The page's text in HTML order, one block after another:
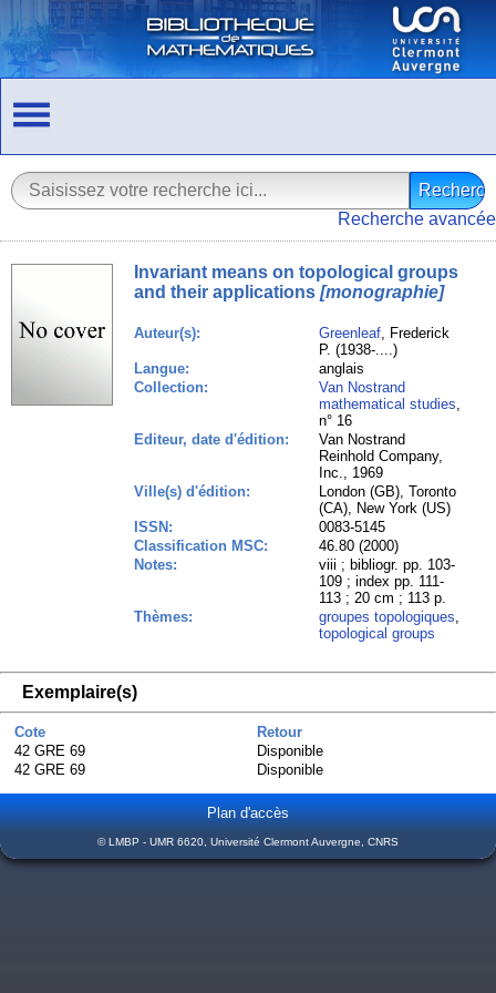
Recherche avancée
Invariant means on topological groups
and their applications [monographie]
Auteur(s): Greenleaf, Frederick
P. (1938-....)
Langue:
anglais
Collection:
Van Nostrand
mathematical studies,
n° 16
Editeur, date d'édition:
Van Nostrand
Reinhold Company,
Inc., 1969
Ville(s) d'édition:
London (GB), Toronto
(CA), New York (US)
ISSN:
0083-5145
Classification MSC:
46.80 (2000)
Notes:
viii ; bibliogr. pp. 103-
109 ; index pp. 111-
113 ; 20 cm ; 113 p.
Thèmes:
groupes topologiques,
topological groups
Exemplaire(s)
Cote
Retour
42 GRE 69
Disponible
42 GRE 69
Disponible
Plan d'accès
© LMBP - UMR 6620, Université Clermont Auvergne, CNRS